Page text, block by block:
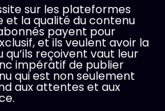
sur les plateformes
et la qualité du contenu
payent pour
et ils veulent avoir la
reçoivent vaut leur
impératif de publier
qui est non seulement
aux attentes et aux